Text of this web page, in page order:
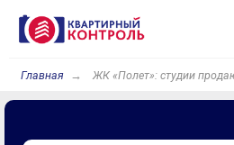
Главная ЖК «Полет»: студии